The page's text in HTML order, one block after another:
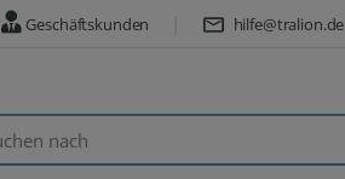
Geschäftskunden hilfe@tralion.de